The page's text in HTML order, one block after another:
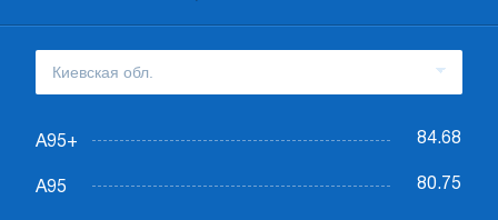
А95+ 84.68
А95 80.75